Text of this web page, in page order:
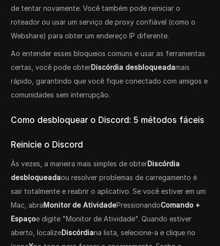
de tentar novamente. Você também pode reiniciar o
roteador ou usar um serviço de proxy confiável (como o
Webshare) para obter um endereço IP diferente.
Ao entender esses bloqueios comuns e usar as ferramentas
certas, você pode obterDiscórdia desbloqueadamais
rápido, garantindo que você fique conectado com amigos e
comunidades sem interrupção.
Como desbloquear o Discord: 5 métodos fáceis
Reinicie o Discord
Às vezes, a maneira mais simples de obterDiscórdia
desbloqueadaou resolver problemas de carregamento é
sair totalmente e reabrir o aplicativo. Se você estiver em um
Mac, abraMonitor de AtividadePressionandoComando +
Espaçoe digite "Monitor de Atividade". Quando estiver
aberto, localizeDiscórdiana lista, selecione-a e clique no